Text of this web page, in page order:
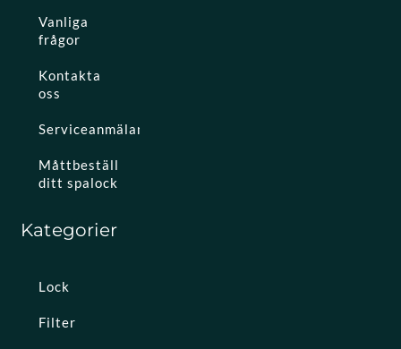
Vanliga
frågor
Kontakta
oss
Serviceanmälan
Måttbeställ
ditt spalock
Kategorier
Lock
Filter